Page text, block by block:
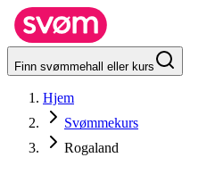
Finn svømmehall eller kurs
Hjem
Svømmekurs
Rogaland